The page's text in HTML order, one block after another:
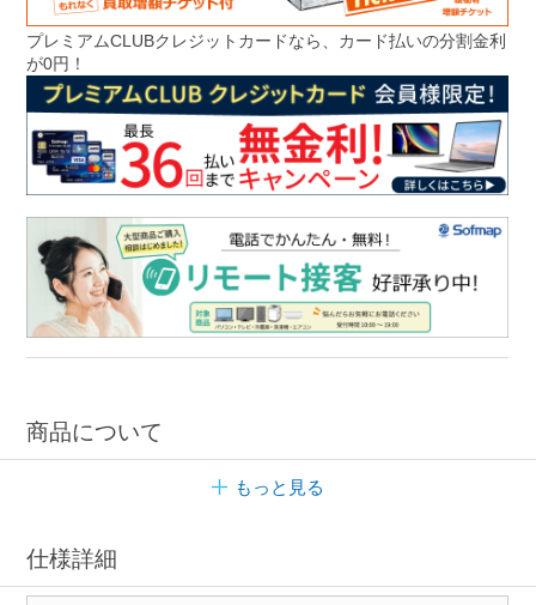
プレミアムCLUBクレジットカードなら、カード払いの分割金利
が0円！
商品について
もっと見る
仕様詳細